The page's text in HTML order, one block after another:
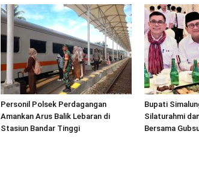
Personil Polsek Perdagangan
Amankan Arus Balik Lebaran di
Stasiun Bandar Tinggi
Bupati
Silaturahmi
Bersama